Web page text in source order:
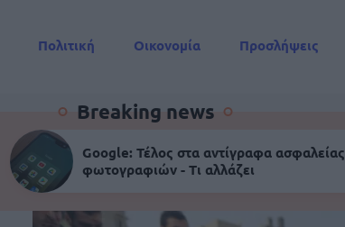
Πολιτική Οικονομία Προσλήψεις
Breaking news
Google: Τέλος στα αντίγραφα ασφαλείας
φωτογραφιών - Τι αλλάζει